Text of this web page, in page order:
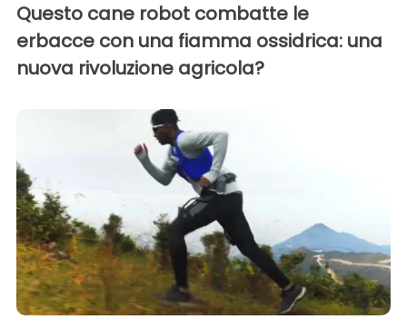
Questo cane robot combatte le
erbacce con una fiamma ossidrica: una
nuova rivoluzione agricola?